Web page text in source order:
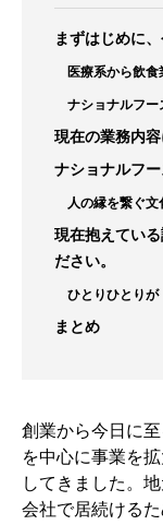
まずはじめに
医療系から飲
ナショナルフー
現在の業務内容
ナショナルフ
人の縁を繋ぐ文
現在抱えてい
ださい。
ひとりひとりが
まとめ
創業から今日に
を中心に事業を
してきました。
会社で居続ける